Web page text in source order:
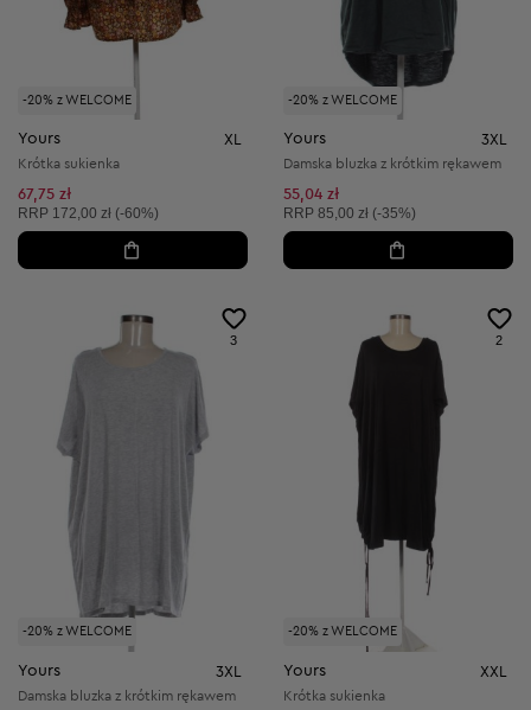
-20% z WELCOME
Yours XL
Krótka sukienka
67,75 zł
Cena sugerowana:
RRP 172,00 zł (-60%)
-20% z WELCOME
Yours 3XL
Damska bluzka z krótkim rękawem
55,04 zł
Cena sugerowana:
RRP 85,00 zł (-35%)
-20% z WELCOME
3
Yours 3XL
Damska bluzka z krótkim rękawem
-20% z WELCOME
2
Yours XXL
Krótka sukienka